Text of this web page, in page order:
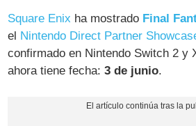
Square Enix ha mostrado Final
el Nintendo Direct Partner
confirmado en Nintendo Switch 2 y
ahora tiene fecha:3 de junio.